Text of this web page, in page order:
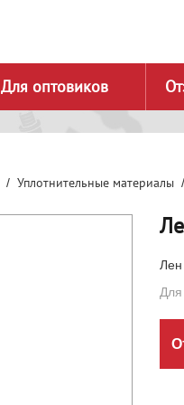
Для оптовиков
Уплотнительные материалы
Лен
Для